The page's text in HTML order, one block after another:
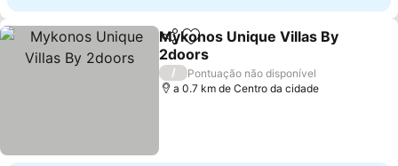
PartilharAdicionar aos favoritos
Mykonos Unique Villas By
2doors
Ver preços
/
Pontuação não disponível
a 0.7 km de Centro da cidade